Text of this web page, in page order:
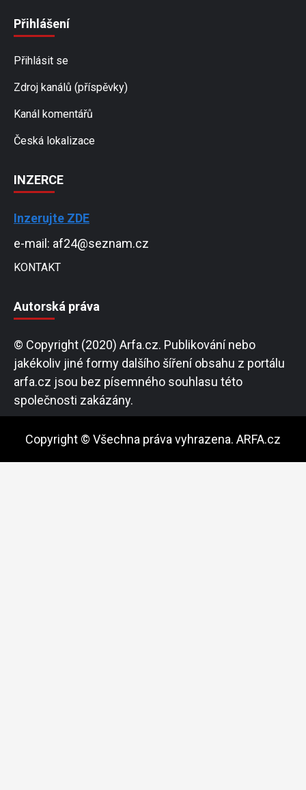
Přihlášení
Přihlásit se
Zdroj kanálů (příspěvky)
Kanál komentářů
Česká lokalizace
INZERCE
Inzerujte ZDE
e-mail: af24@seznam.cz
KONTAKT
Autorská práva
© Copyright (2020) Arfa.cz. Publikování nebo
jakékoliv jiné formy dalšího šíření obsahu z portálu
arfa.cz jsou bez písemného souhlasu této
společnosti zakázány.
Copyright © Všechna práva vyhrazena. ARFA.cz